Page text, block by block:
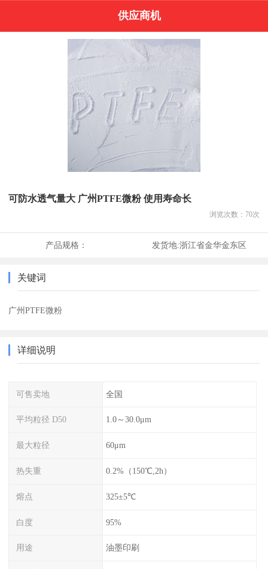
供应商机
可防水透气量大 广州PTFE微粉 使用寿命长
浏览次数： 70次
产品规格： 发货地:浙江省金华金东区
关键词
广州PTFE微粉
详细说明
可售卖地 全国
平均粒径 D50 1.0～30.0μm
最大粒径 60μm
热失重 0.2%（150℃,2h）
熔点 325±5℃
白度 95%
用途 油墨印刷